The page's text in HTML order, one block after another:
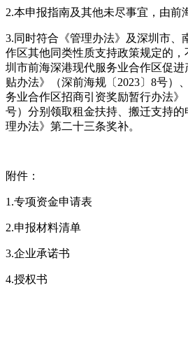
2.本申报指南及其他未尽事宜，由前
3.同时符合《管理办法》及深圳市、
作区其他同类性质支持政策规定的
圳市前海深港现代服务业合作区促
贴办法》（深前海规〔2023〕8号）
务业合作区招商引资奖励暂行办法》
号）分别领取租金扶持、搬迁支持
理办法》第二十三条奖补。
附件：
1.专项资金申请表
2.申报材料清单
3.企业承诺书
4.授权书